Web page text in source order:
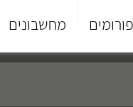
פורומים מחשבונים